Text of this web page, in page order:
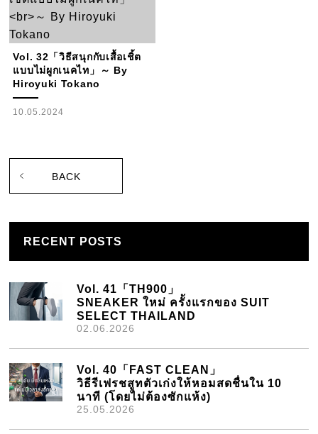
Vol. 32「วิธีสนุกกับเสื้อเชิ้ต
แบบไม่ผูกเนคไท」
～ By
Hiroyuki Tokano
10.05.2024
BACK
RECENT POSTS
Vol. 41「TH900」
SNEAKER ใหม่ ครั้งแรกของ SUIT
SELECT THAILAND
02.06.2026
Vol. 40「FAST CLEAN」
วิธีรีเฟรชสูทตัวเก่งให้หอมสดชื่นใน 10
นาที (โดยไม่ต้องซักแห้ง)
25.05.2026